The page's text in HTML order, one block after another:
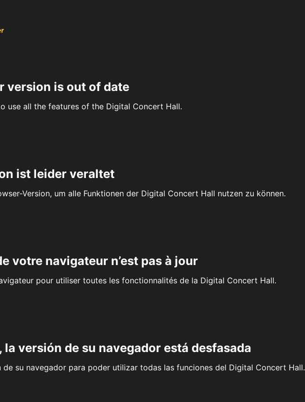
version is out of date
use all the features of the Digital Concert Hall.
ist leider veraltet
Version, um alle Funktionen der Digital Concert Hall nutzen zu können.
votre navigateur n’est pas à jour
pour utiliser toutes les fonctionnalités de la Digital Concert Hall.
la versión de su navegador está desfasada
de su navegador para poder utilizar todas las funciones del Digital Concert Hall.